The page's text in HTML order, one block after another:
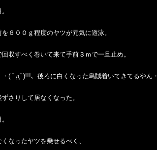
を６００ｇ程度のヤツが元気に遊泳。
回収すべく巻いて来て手前３ｍで一旦止め。
・( ﾟдﾟ)!!!、後ろに白くなった烏賊着いてきてるやん
さりして居なくなった。
なったヤツを乗せるべく、